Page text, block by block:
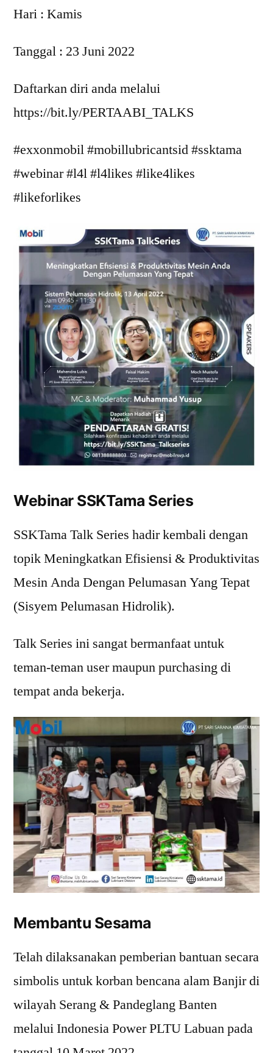
Hari : Kamis
Tanggal : 23 Juni 2022
Daftarkan diri anda melalui
https://bit.ly/PERTAABI_TALKS
#exxonmobil #mobillubricantsid #ssktama
#webinar #l4l #l4likes #like4likes
#likeforlikes
Webinar SSKTama Series
SSKTama Talk Series hadir kembali dengan
topik Meningkatkan Efisiensi & Produktivitas
Mesin Anda Dengan Pelumasan Yang Tepat
(Sisyem Pelumasan Hidrolik).
Talk Series ini sangat bermanfaat untuk
teman-teman user maupun purchasing di
tempat anda bekerja.
Membantu Sesama
Telah dilaksanakan pemberian bantuan secara
simbolis untuk korban bencana alam Banjir di
wilayah Serang & Pandeglang Banten
melalui Indonesia Power PLTU Labuan pada